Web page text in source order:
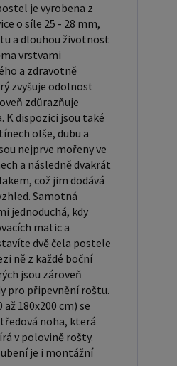
postele 80x200 cm a
za standardní
postele jsou ideální
uplatnění v ložnici,
pro hosty a dalších
postele, lze doplnit
skříní i úložným
120x200 cm a
za velmi komfortní
postele je ideální pro
více prostoru než
Rozměry postele
jsou považovány za
postel. Před
že máte dostatek
je známý svou dobrou
Borovicové dřevo
Je o malinko tvrdší
je vyrobena z
o síle 25 - 28 mm,
a dlouhou životnost
vrstvami
a zdravotně
zvyšuje odolnost
zdůrazňuje
K dispozici jsou také
olše, dubu a
nejprve mořeny ve
a následně dvakrát
což jim dodává
Samotná
jednoduchá, kdy
matic a
dvě čela postele
ně z každé boční
jsou zároveň
pro připevnění roštu.
180x200 cm) se
noha, která
v polovině rošty.
je i montážní